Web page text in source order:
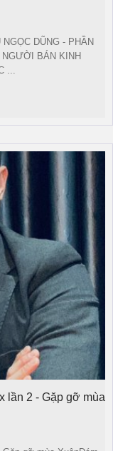
DŨNG - PHẦN
BÁN KINH
...
lần 2 - Gặp gỡ mùa